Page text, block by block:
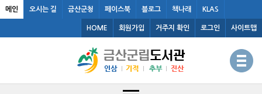
메인 오시는 길 금산군청 페이스북 블로그 책나래 KLAS
HOME 회원가입 거주지 확인 로그인 사이트맵